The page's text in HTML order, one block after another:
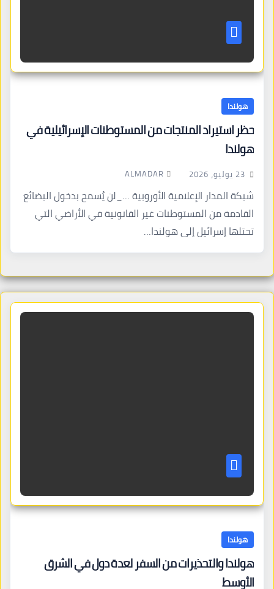
هولندا
حظر استيراد المنتجات من المستوطنات الإسرائيلية في
هولندا
23 يوليو، 2026 ALMADAR
شبكة المدار الإعلامية الأوروبية …_لن يُسمح بدخول البضائع
القادمة من المستوطنات غير القانونية في الأراضي التي
تحتلها إسرائيل إلى هولندا…
هولندا
هولندا والتحذيرات من السفر لعدة دول في الشرق
الأوسط